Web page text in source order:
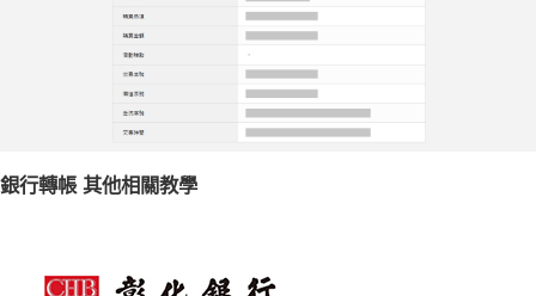
銀行轉帳 其他相關教學